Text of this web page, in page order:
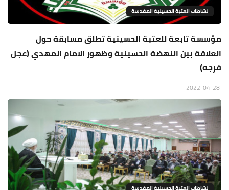
نشاطات العتبة الحسينية المقدسة
مؤسسة تابعة للعتبة الحسينية تطلق مسابقة حول
العلاقة بين النهضة الحسينية وظهور الامام المهدي (عجل
فرجه)